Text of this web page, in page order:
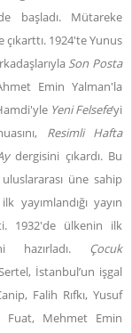
başladı. Mütareke
1924'te Yunus
Son Posta
Emin Yalman'la
Yeni Felsefe’yi
Resimli Hafta
dergisini çıkardı. Bu
üne sahip
yayımlandığı yayın
1932'de ülkenin ilk
hazırladı. Çocuk
İstanbul’un işgal
Falih Rıfkı, Yusuf
Fuat, Mehmet Emin